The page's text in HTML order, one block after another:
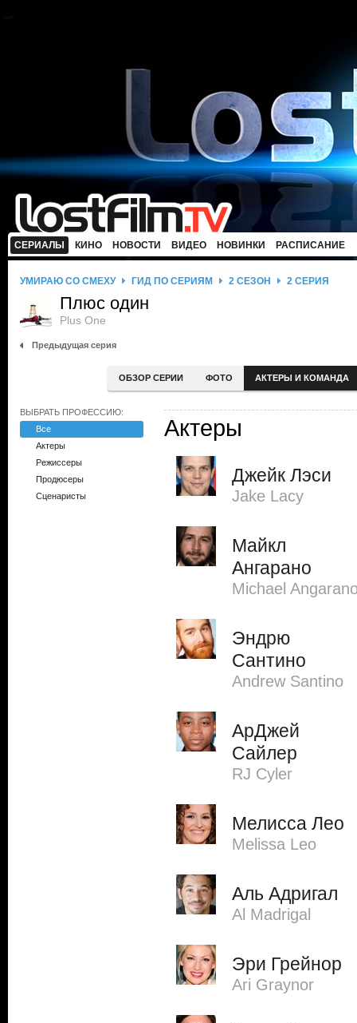
СЕРИАЛЫ КИНО НОВОСТИ ВИДЕО НОВИНКИ РАСПИСАНИЕ
УМИРАЮ СО СМЕХУ ГИД ПО СЕРИЯМ 2 СЕЗОН 2 СЕРИЯ
Плюс один
Plus One
Предыдущая серия
ОБЗОР СЕРИИ ФОТО АКТЕРЫ И КОМАНДА
ВЫБРАТЬ ПРОФЕССИЮ:
Все
Актеры
Режиссеры
Продюсеры
Сценаристы
Актеры
Джейк Лэси
Jake Lacy
Майкл
Ангарано
Michael
Эндрю
Сантино
Andrew Santino
АрДжей
Сайлер
RJ Cyler
Мелисса Лео
Melissa Leo
Аль Адригал
Al Madrigal
Эри Грейнор
Ari Graynor